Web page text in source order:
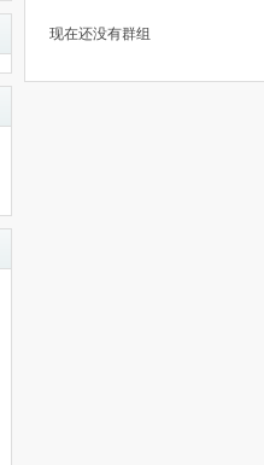
现在还没有群组